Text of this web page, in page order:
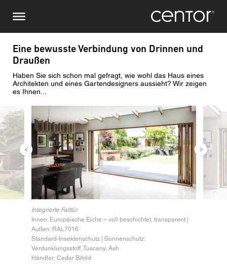
zum
Inhalt
Eine bewusste Verbindung von Drinnen und
Draußen
Haben Sie sich schon mal gefragt, wie wohl das Haus eines
Architekten und eines Gartendesigners aussieht? Wir zeigen
es Ihnen...
Integrierte Falttür
Innen: Europäische Eiche – voll beschichtet, transparent |
Außen: RAL7016
Standard-Insektenschutz | Sonnenschutz:
Verdunklungsstoff, Tuscany, Ash
Händler: Cedar Bifold
Bild
Stellen Sie eine Anfrage
Vor-/ Nachname
Land
Postleitzahl
Nachricht